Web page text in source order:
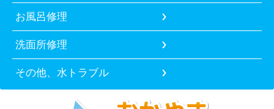
お風呂修理
洗面所修理
その他、水トラブル